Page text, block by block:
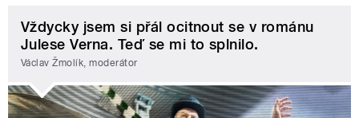
Vždycky jsem si přál ocitnout se v románu
Julese Verna. Teď se mi to splnilo.
Václav Žmolík, moderátor